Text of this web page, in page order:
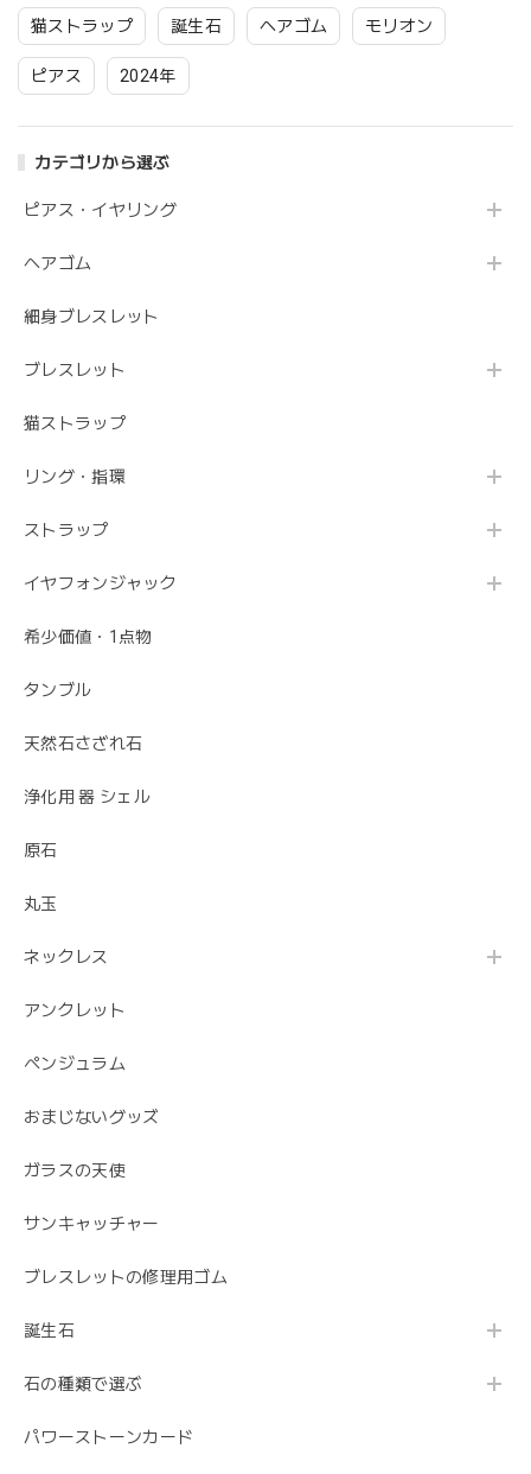
猫ストラップ 誕生石 ヘアゴム モリオン
ピアス 2024年
カテゴリから選ぶ
ピアス・イヤリング
ヘアゴム
細身ブレスレット
ブレスレット
猫ストラップ
リング・指環
ストラップ
イヤフォンジャック
希少価値・1点物
タンブル
天然石さざれ石
浄化用 器 シェル
原石
丸玉
ネックレス
アンクレット
ペンジュラム
おまじないグッズ
ガラスの天使
サンキャッチャー
ブレスレットの修理用ゴム
誕生石
石の種類で選ぶ
パワーストーンカード